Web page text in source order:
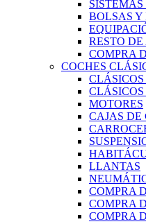
BOLSAS
RESTO DE
COMPRA
COCHES
MOTORES
CAJAS DE
LLANTAS
COMPRA
COMPRA
COMPRA